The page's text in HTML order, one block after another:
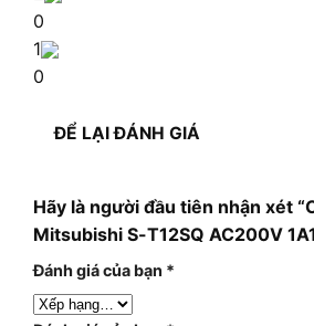
0
1
0
ĐỂ LẠI ĐÁNH GIÁ
Hãy là người đầu tiên nhận xét
Mitsubishi S-T12SQ AC200V
Đánh giá của bạn *